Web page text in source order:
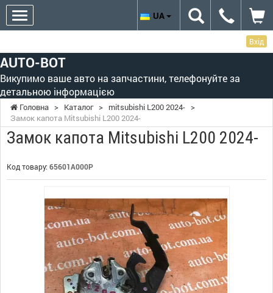
Вхід
AUTO-BOT
Викупимо ваше авто на запчастини, телефонуйте за
детальною інформацією
UA
Головна > Каталог > mitsubishi L200 2024- >
Замок капота Mitsubishi L200 2024-
Замок капота Mitsubishi L200 2024-
Код товару: 65601A000P